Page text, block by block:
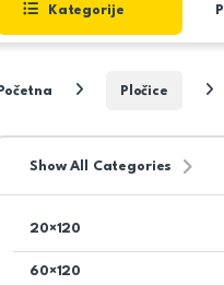
Kategorije
Početna Pločice
Show All Categories
20×120
60×120